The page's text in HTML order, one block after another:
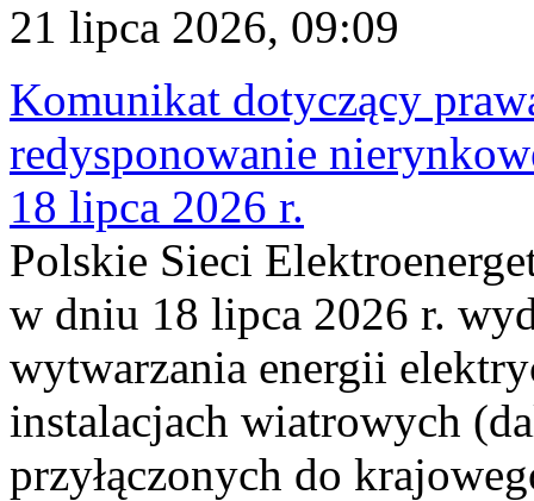
21 lipca 2026, 09:09
Komunikat dotyczący
redysponowanie
18 lipca 2026 r.
Polskie Sieci
w dniu 18 lipca 2026 r.
wytwarzania energii
instalacjach wiatrowych
przyłączonych do